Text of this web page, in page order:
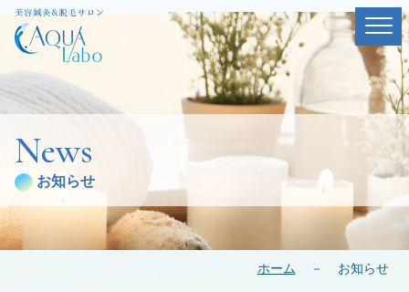
News
お知らせ
ホーム － お知らせ